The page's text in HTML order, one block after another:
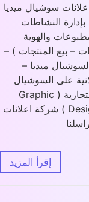
سوشيال ميديا
النشاطات
والهوية
المنتجات ) –
ميديا –
على السوشيال
ميديا إنشاء متجر إلكترونى – إشهار العلامات التجارية ( Graphic
Design – Motion Graphic – Digital Marketing ) شركة اعلانات
إقرأ المزيد